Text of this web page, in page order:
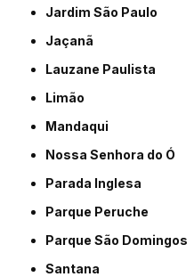
Jardim São Paulo
Jaçanã
Lauzane Paulista
Limão
Mandaqui
Nossa Senhora do Ó
Parada Inglesa
Parque Peruche
Parque São Domingos
Santana